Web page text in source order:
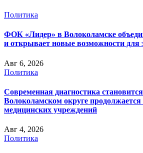
Политика
ФОК «Лидер» в Волоколамске
и открывает новые возможности для
Авг 6, 2026
Политика
Современная диагностика
Волоколамском округе
медицинских учреждений
Авг 4, 2026
Политика